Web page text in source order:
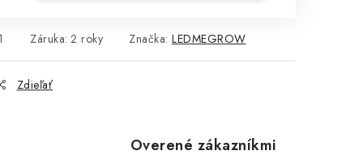
Záruka: 2 roky Značka: LEDMEGROW
Zdieľať
Overené zákazníkmi